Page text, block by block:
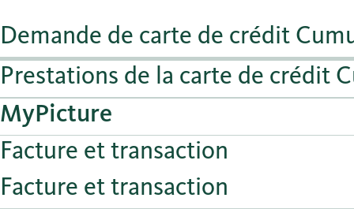
Demande de carte de crédit
Prestations de la carte de crédit
MyPicture
Facture et transaction
Facture et transaction